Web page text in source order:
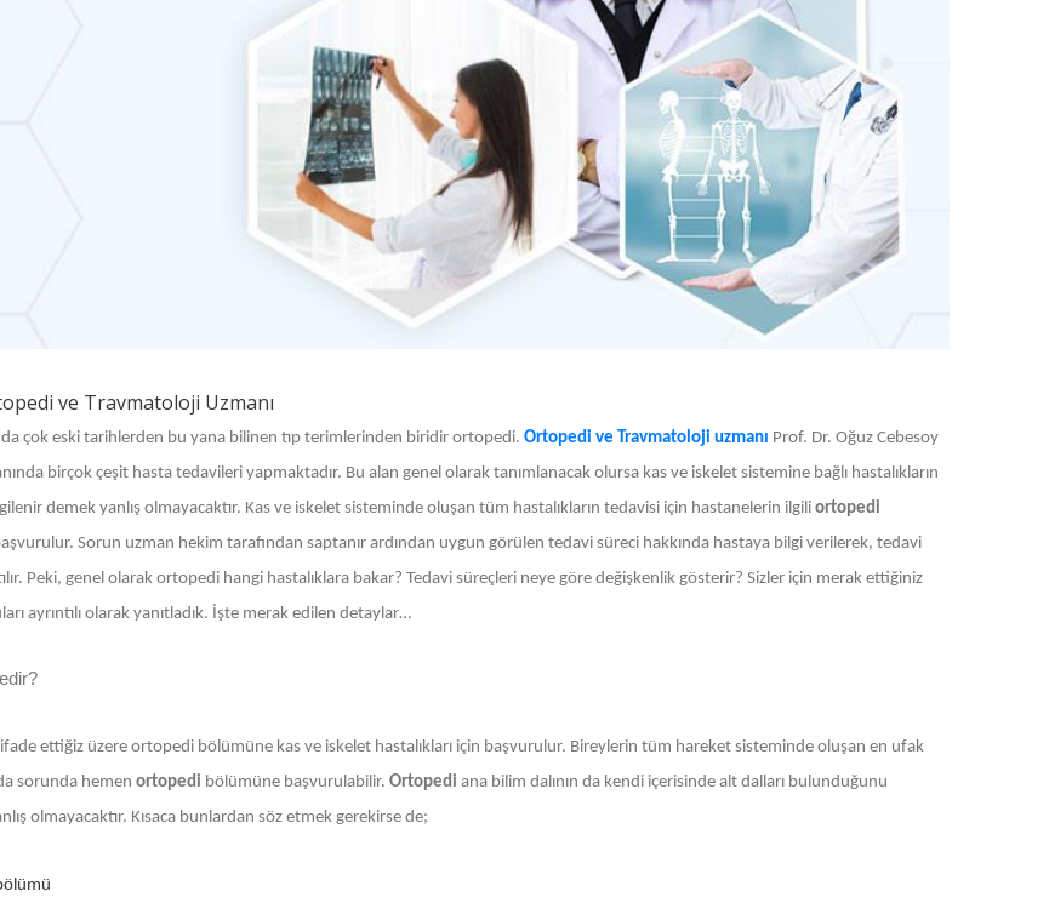
ve Travmatoloji Uzmanı
çok eski tarihlerden bu yana bilinen tıp terimlerinden biridir ortopedi. Ortopedi ve Travmatoloji uzmanı Prof. Dr. Oğuz Cebesoy
birçok çeşit hasta tedavileri yapmaktadır. Bu alan genel olarak tanımlanacak olursa kas ve iskelet sistemine bağlı hastalıkların
demek yanlış olmayacaktır. Kas ve iskelet sisteminde oluşan tüm hastalıkların tedavisi için hastanelerin ilgili ortopedi
Sorun uzman hekim tarafından saptanır ardından uygun görülen tedavi süreci hakkında hastaya bilgi verilerek, tedavi
Peki, genel olarak ortopedi hangi hastalıklara bakar? Tedavi süreçleri neye göre değişkenlik gösterir? Sizler için merak ettiğiniz
ayrıntılı olarak yanıtladık. İşte merak edilen detaylar…
ifade ettiğiz üzere ortopedi bölümüne kas ve iskelet hastalıkları için başvurulur. Bireylerin tüm hareket sisteminde oluşan en ufak
sorunda hemen ortopedi bölümüne başvurulabilir. Ortopedi ana bilim dalının da kendi içerisinde alt dalları bulunduğunu
olmayacaktır. Kısaca bunlardan söz etmek gerekirse de;